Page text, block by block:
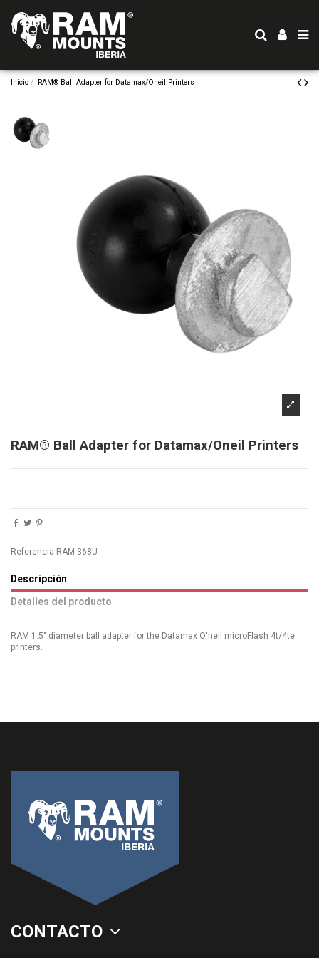
Inicio RAM® Ball Adapter for Datamax/Oneil Printers
RAM® Ball Adapter for Datamax/Oneil Printers
Referencia RAM-368U
Descripción
Detalles del producto
RAM 1.5" diameter ball adapter for the Datamax O'neil microFlash 4t/4te
printers.
CONTACTO